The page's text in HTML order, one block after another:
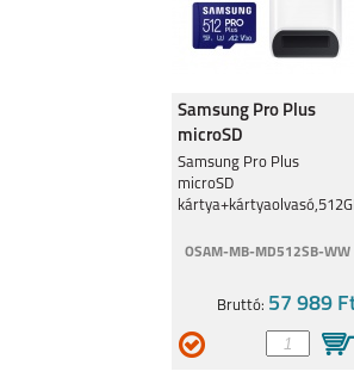
Samsung Pro Plus
microSD
Samsung Pro Plus
microSD
OSAM-MB-MD512SB-WW
Bruttó: 57 989